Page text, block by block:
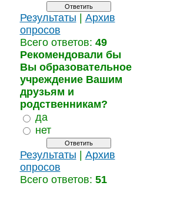
Результаты
Архив
опросов
Всего ответов: 49
Рекомендовали бы
Вы образовательное
учреждение Вашим
друзьям и
родственникам?
да
нет
Результаты | Архив
опросов
Всего ответов: 51